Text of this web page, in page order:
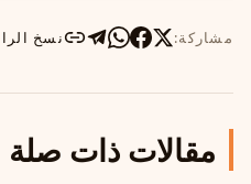
مشاركة: نسخ
مقالات ذات صلة